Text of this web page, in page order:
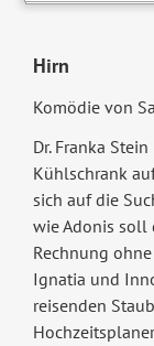
Hirn
Komödie von
Dr. Franka
Kühlschrank
sich auf die
wie Adonis soll
Rechnung
Ignatia und
reisenden